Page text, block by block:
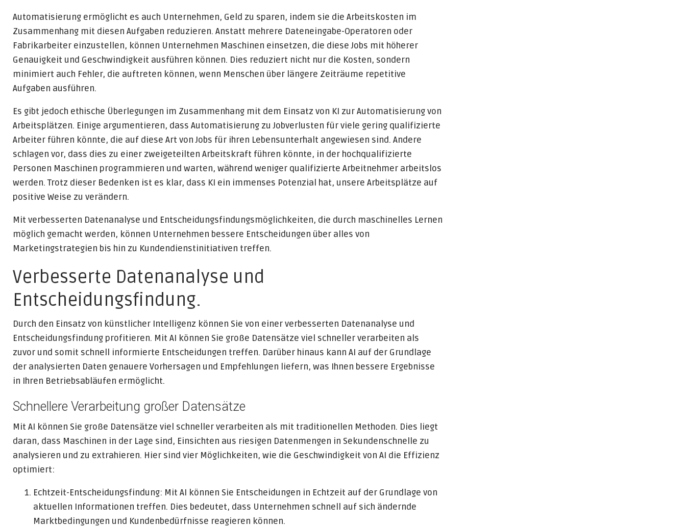
Automatisierung ermöglicht es auch Unternehmen, Geld zu sparen, indem sie die Arbeitskosten im
Zusammenhang mit diesen Aufgaben reduzieren. Anstatt mehrere Dateneingabe-Operatoren oder
Fabrikarbeiter einzustellen, können Unternehmen Maschinen einsetzen, die diese Jobs mit höherer
Genauigkeit und Geschwindigkeit ausführen können. Dies reduziert nicht nur die Kosten, sondern
minimiert auch Fehler, die auftreten können, wenn Menschen über längere Zeiträume repetitive
Aufgaben ausführen.
Es gibt jedoch ethische Überlegungen im Zusammenhang mit dem Einsatz von KI zur Automatisierung von
Arbeitsplätzen. Einige argumentieren, dass Automatisierung zu Jobverlusten für viele gering qualifizierte
Arbeiter führen könnte, die auf diese Art von Jobs für ihren Lebensunterhalt angewiesen sind. Andere
schlagen vor, dass dies zu einer zweigeteilten Arbeitskraft führen könnte, in der hochqualifizierte
Personen Maschinen programmieren und warten, während weniger qualifizierte Arbeitnehmer arbeitslos
werden. Trotz dieser Bedenken ist es klar, dass KI ein immenses Potenzial hat, unsere Arbeitsplätze auf
positive Weise zu verändern.
Mit verbesserten Datenanalyse und Entscheidungsfindungsmöglichkeiten, die durch maschinelles Lernen
möglich gemacht werden, können Unternehmen bessere Entscheidungen über alles von
Marketingstrategien bis hin zu Kundendienstinitiativen treffen.
Verbesserte Datenanalyse und
Entscheidungsfindung.
Durch den Einsatz von künstlicher Intelligenz können Sie von einer verbesserten Datenanalyse und
Entscheidungsfindung profitieren. Mit AI können Sie große Datensätze viel schneller verarbeiten als
zuvor und somit schnell informierte Entscheidungen treffen. Darüber hinaus kann AI auf der Grundlage
der analysierten Daten genauere Vorhersagen und Empfehlungen liefern, was Ihnen bessere Ergebnisse
in Ihren Betriebsabläufen ermöglicht.
Schnellere Verarbeitung großer Datensätze
Mit AI können Sie große Datensätze viel schneller verarbeiten als mit traditionellen Methoden. Dies liegt
daran, dass Maschinen in der Lage sind, Einsichten aus riesigen Datenmengen in Sekundenschnelle zu
analysieren und zu extrahieren. Hier sind vier Möglichkeiten, wie die Geschwindigkeit von AI die Effizienz
optimiert:
Echtzeit-Entscheidungsfindung: Mit AI können Sie Entscheidungen in Echtzeit auf der Grundlage von
aktuellen Informationen treffen. Dies bedeutet, dass Unternehmen schnell auf sich ändernde
Marktbedingungen und Kundenbedürfnisse reagieren können.